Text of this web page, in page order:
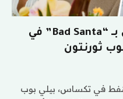
استشهد تايلور شيريدان بـ “Bad Santa” في
في تكساس، بيلي بوب